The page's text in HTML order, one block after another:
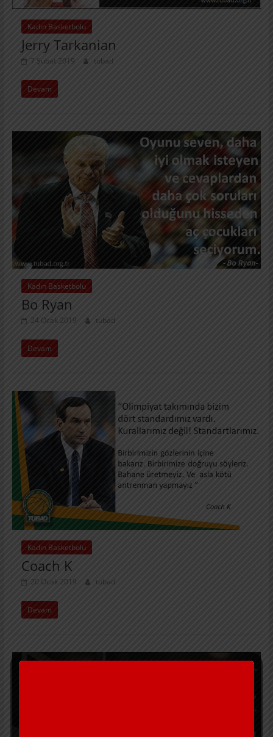
Kadın Basketbolu
Jerry Tarkanian
7 Şubat 2019 tubad
Devam
Kadın Basketbolu
Bo Ryan
24 Ocak 2019 tubad
Devam
Kadın Basketbolu
Coach K
20 Ocak 2019 tubad
Devam